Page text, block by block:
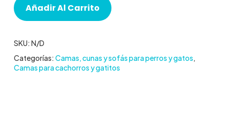
Añadir Al Carrito
SKU: N/D
Categorías: Camas, cunas y sofás para perros y gatos,
Camas para cachorros y gatitos